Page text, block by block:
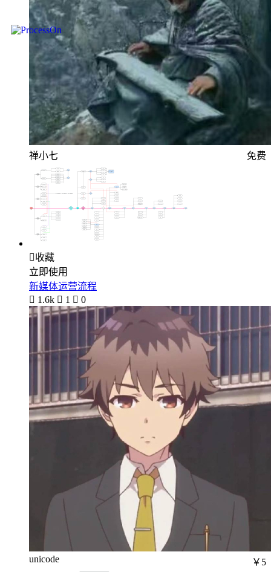
禅小七 免费
收藏
立即使用
新媒体运营流程
 1.6k  1  0
unicode ￥5